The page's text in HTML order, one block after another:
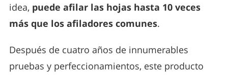
idea, puede afilar las hojas hasta 10 veces
más que los afiladores comunes.
Después de cuatro años de innumerables
pruebas y perfeccionamientos, este producto